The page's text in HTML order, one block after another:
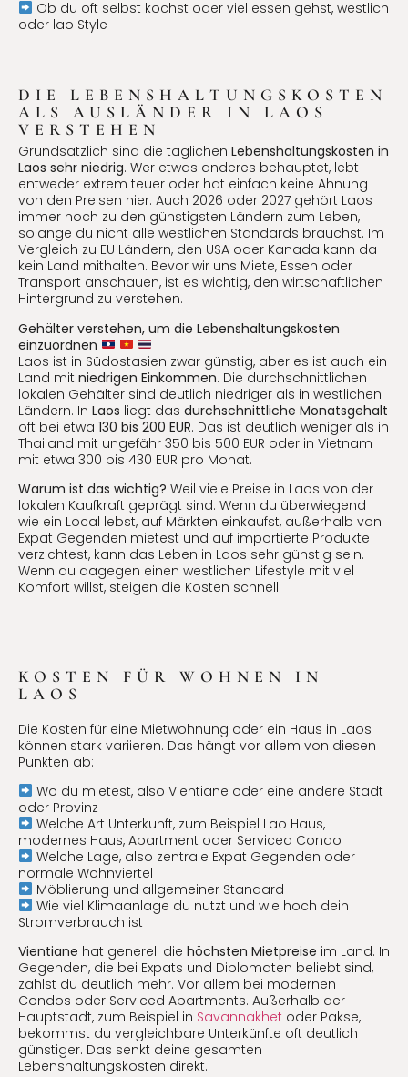
Ob du oft selbst kochst oder viel essen gehst, westlich
oder lao Style
DIE LEBENSHALTUNGSKOSTEN
ALS AUSLÄNDER IN LAOS
VERSTEHEN
Grundsätzlich sind die täglichen Lebenshaltungskosten in
Laos sehr niedrig. Wer etwas anderes behauptet, lebt
entweder extrem teuer oder hat einfach keine Ahnung
von den Preisen hier. Auch 2026 oder 2027 gehört Laos
immer noch zu den günstigsten Ländern zum Leben,
solange du nicht alle westlichen Standards brauchst. Im
Vergleich zu EU Ländern, den USA oder Kanada kann da
kein Land mithalten. Bevor wir uns Miete, Essen oder
Transport anschauen, ist es wichtig, den wirtschaftlichen
Hintergrund zu verstehen.
Gehälter verstehen, um die Lebenshaltungskosten
einzuordnen
Laos ist in Südostasien zwar günstig, aber es ist auch ein
Land mit niedrigen Einkommen. Die durchschnittlichen
lokalen Gehälter sind deutlich niedriger als in westlichen
Ländern. In Laos liegt das durchschnittliche Monatsgehalt
oft bei etwa 130 bis 200 EUR. Das ist deutlich weniger als in
Thailand mit ungefähr 350 bis 500 EUR oder in Vietnam
mit etwa 300 bis 430 EUR pro Monat.
Warum ist das wichtig? Weil viele Preise in Laos von der
lokalen Kaufkraft geprägt sind. Wenn du überwiegend
wie ein Local lebst, auf Märkten einkaufst, außerhalb von
Expat Gegenden mietest und auf importierte Produkte
verzichtest, kann das Leben in Laos sehr günstig sein.
Wenn du dagegen einen westlichen Lifestyle mit viel
Komfort willst, steigen die Kosten schnell.
KOSTEN FÜR WOHNEN IN
LAOS
Die Kosten für eine Mietwohnung oder ein Haus in Laos
können stark variieren. Das hängt vor allem von diesen
Punkten ab:
Wo du mietest, also Vientiane oder eine andere Stadt
oder Provinz
Welche Art Unterkunft, zum Beispiel Lao Haus,
modernes Haus, Apartment oder Serviced Condo
Welche Lage, also zentrale Expat Gegenden oder
normale Wohnviertel
Möblierung und allgemeiner Standard
Wie viel Klimaanlage du nutzt und wie hoch dein
Stromverbrauch ist
Vientiane hat generell die höchsten Mietpreise im Land. In
Gegenden, die bei Expats und Diplomaten beliebt sind,
zahlst du deutlich mehr. Vor allem bei modernen
Condos oder Serviced Apartments. Außerhalb der
Hauptstadt, zum Beispiel in Savannakhet oder Pakse,
bekommst du vergleichbare Unterkünfte oft deutlich
günstiger. Das senkt deine gesamten
Lebenshaltungskosten direkt.